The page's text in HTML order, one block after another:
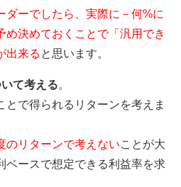
ダーでしたら、実際に－何%に
め決めておくことで「汎用でき
出来る と思います。
て考える
とで得られるリターンを考えま
のリターンで考えない ことが大
ベースで想定できる利益率を求